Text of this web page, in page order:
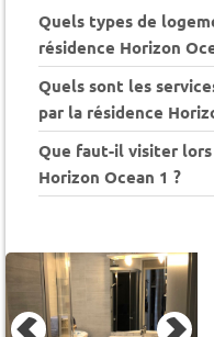
Quels types de
résidence Horizon
Quels sont les
par la résidence
Que faut-il visiter lors
Horizon Ocean 1 ?